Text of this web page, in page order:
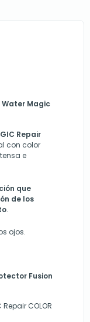
Water Magic
Repair
con color
e
que
de los
.
ojos.
Fusion
COLOR